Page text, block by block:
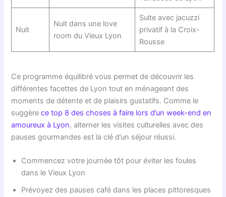
Nuit
Nuit dans une love
room du Vieux Lyon
Suite avec jacuzzi
privatif à la Croix-
Rousse
Ce programme équilibré vous permet de découvrir les
différentes facettes de Lyon tout en ménageant des
moments de détente et de plaisirs gustatifs. Comme le
suggèrece top 8 des choses à faire lors d’un week-end en
amoureux à Lyon, alterner les visites culturelles avec des
pauses gourmandes est la clé d’un séjour réussi.
Commencez votre journée tôt pour éviter les foules
dans le Vieux Lyon
Prévoyez des pauses café dans les places pittoresques